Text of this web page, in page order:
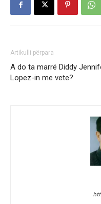
Artikulli përpara
A do ta marrë Diddy
Lopez-in me vete?